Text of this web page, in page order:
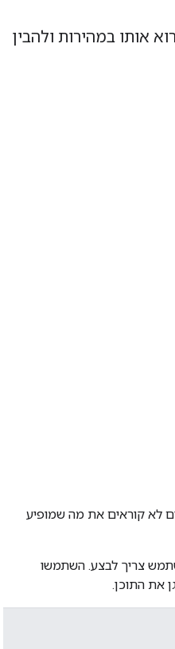
אותו במהירות ולהבין
לא קוראים את מה שמופיע
צריך לבצע. השתמשו
את התוכן.